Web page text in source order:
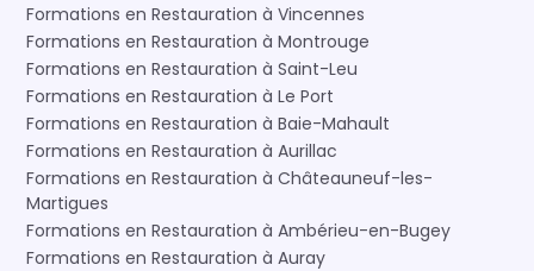
Formations en Restauration à Vincennes
Formations en Restauration à Montrouge
Formations en Restauration à Saint-Leu
Formations en Restauration à Le Port
Formations en Restauration à Baie-Mahault
Formations en Restauration à Aurillac
Formations en Restauration à Châteauneuf-les-
Martigues
Formations en Restauration à Ambérieu-en-Bugey
Formations en Restauration à Auray